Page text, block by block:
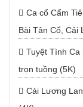
Ca cổ Cẩm
Bài Tân Cổ, Cải
Tuyệt Tình Ca
trọn tuồng (5K)
Cải Lương